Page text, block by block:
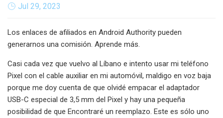
Jul 29, 2023
Los enlaces de afiliados en Android Authority pueden
generarnos una comisión. Aprende más.
Casi cada vez que vuelvo al Líbano e intento usar mi teléfono
Pixel con el cable auxiliar en mi automóvil, maldigo en voz baja
porque me doy cuenta de que olvidé empacar el adaptador
USB-C especial de 3,5 mm del Pixel y hay una pequeña
posibilidad de que Encontraré un reemplazo. Este es sólo uno